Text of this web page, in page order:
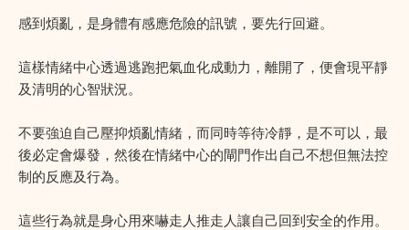
感到煩亂，是身體有感應危險的訊號，要先行回避。
這樣情緒中心透過逃跑把氣血化成動力，離開了，便會現平靜
及清明的心智狀況。
不要強迫自己壓抑煩亂情緒，而同時等待冷靜，是不可以，最
後必定會爆發，然後在情緒中心的閘門作出自己不想但無法控
制的反應及行為。
這些行為就是身心用來嚇走人推走人讓自己回到安全的作用。